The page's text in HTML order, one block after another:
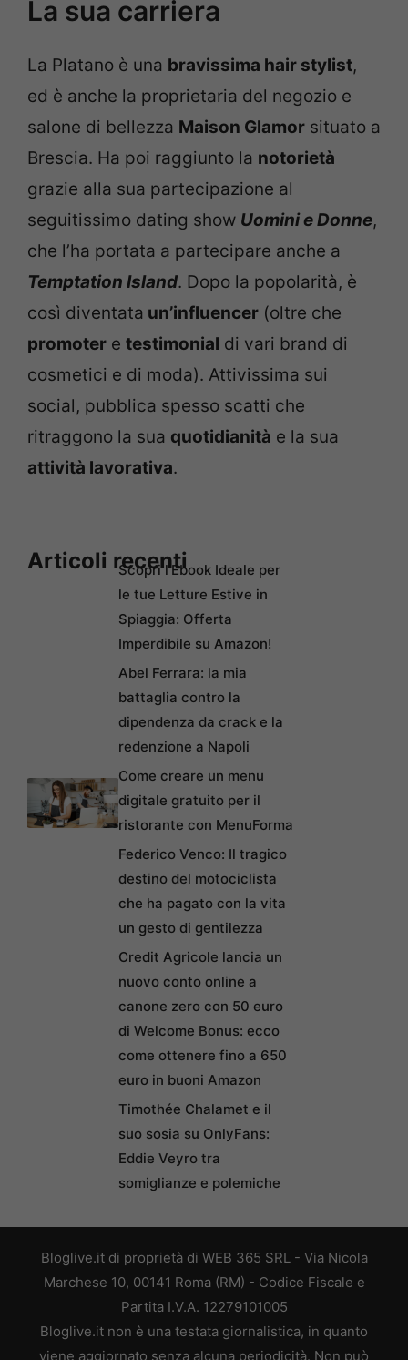
La sua carriera
La Platano è una bravissima hair stylist,
ed è anche la proprietaria del negozio e
salone di bellezza Maison Glamor situato a
Brescia. Ha poi raggiunto la notorietà
grazie alla sua partecipazione al
seguitissimo dating show Uomini e Donne,
che l’ha portata a partecipare anche a
Temptation Island. Dopo la popolarità, è
così diventata un’influencer (oltre che
promoter e testimonial di vari brand di
cosmetici e di moda). Attivissima sui
social, pubblica spesso scatti che
ritraggono la sua quotidianità e la sua
attività lavorativa.
Articoli recentiScopri l’Ebook Ideale per
le tue Letture Estive in
Spiaggia: Offerta
Imperdibile su Amazon!
Abel Ferrara: la mia
battaglia contro la
dipendenza da crack e la
redenzione a Napoli
Come creare un menu
digitale gratuito per il
ristorante con MenuForma
Federico Venco: Il tragico
destino del motociclista
che ha pagato con la vita
un gesto di gentilezza
Credit Agricole lancia un
nuovo conto online a
canone zero con 50 euro
di Welcome Bonus: ecco
come ottenere fino a 650
euro in buoni Amazon
Timothée Chalamet e il
suo sosia su OnlyFans:
Eddie Veyro tra
somiglianze e polemiche
Bloglive.it di proprietà di WEB 365 SRL - Via Nicola
Marchese 10, 00141 Roma (RM) - Codice Fiscale e
Partita I.V.A. 12279101005
Bloglive.it non è una testata giornalistica, in quanto
viene aggiornato senza alcuna periodicità. Non può